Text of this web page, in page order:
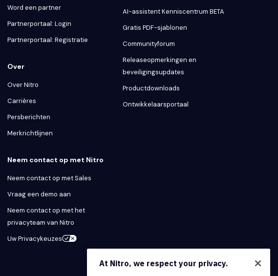
Word een partner
Partnerportaal: Login
Partnerportaal: Registratie
Over
Over Nitro
Carrières
Persberichten
Merkrichtlijnen
Neem contact op met Nitro
Neem contact op met Sales
Vraag een demo aan
Neem contact op met het
privacyteam van Nitro
Uw Privacykeuzes
AI-assistent Kenniscentrum BETA
Gratis PDF-sjablonen
Communityforum
Releaseopmerkingen en
beveiligingsupdates
Productdownloads
Ontwikkelaarsportaal
At Nitro, we respect your privacy.